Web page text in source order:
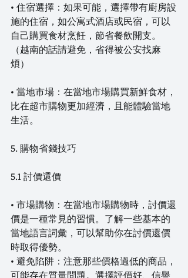
• 住宿選擇：如果可能，選擇帶有廚房設
施的住宿，如公寓式酒店或民宿，可以
自己購買食材烹飪，節省餐飲開支。
（越南的話請避免，省得被公安找麻
煩）
• 當地市場：在當地市場購買新鮮食材，
比在超市購物更加經濟，且能體驗當地
生活。
5. 購物省錢技巧
5.1 討價還價
• 市場購物：在當地市場購物時，討價還
價是一種常見的習慣。了解一些基本的
當地語言詞彙，可以幫助你在討價還價
時取得優勢。
• 避免陷阱：注意那些價格過低的商品，
可能存在質量問題。選擇評價好、信譽